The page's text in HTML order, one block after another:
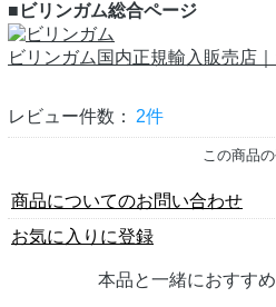
■ビリンガム総合ページ
ビリンガム国内正規輸入販売店
レビュー件数： 2件
この商品
商品についてのお問い合わせ
お気に入りに登録
本品と一緒におすす